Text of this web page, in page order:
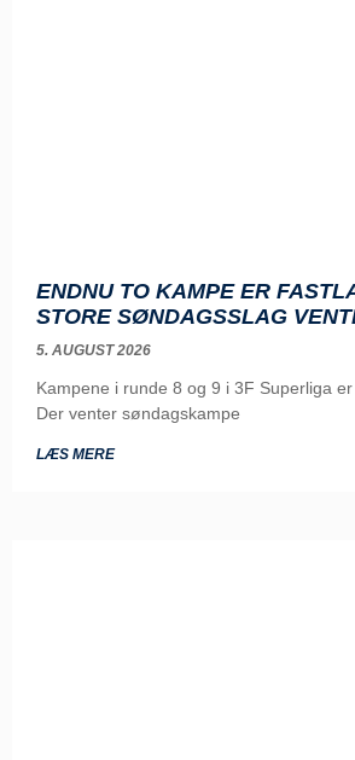
ENDNU TO KAMPE ER
STORE SØNDAGSSLAG
5. AUGUST 2026
Kampene i runde 8 og 9 i 3F Superliga
Der venter søndagskampe
LÆS MERE